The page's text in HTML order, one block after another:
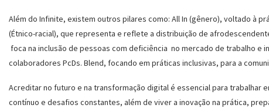
Além do Infinite, existem outros pilares como: All In (gênero), voltado à
(Étnico-racial), que representa e reflete a distribuição de
foca na inclusão de pessoas com deficiência no mercado de trabalho
colaboradores PcDs. Blend, focando em práticas inclusivas, para a
Acreditar no futuro e na transformação digital é essencial para trabalhar
contínuo e desafios constantes, além de viver a inovação na prática,